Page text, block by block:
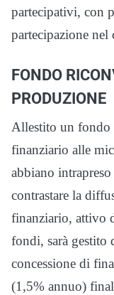
partecipativi, con
partecipazione nel
FONDO
PRODUZIONE
Allestito un fondo
finanziario alle
abbiano
contrastare la
finanziario, attivo
fondi, sarà gestito
concessione di
(1,5% annuo)